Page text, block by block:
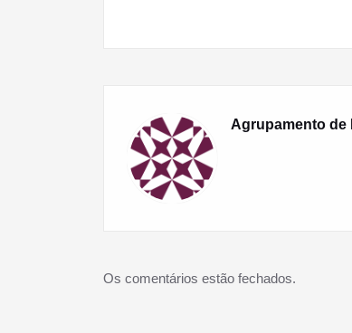
Agrupamento de
Os comentários estão fechados.